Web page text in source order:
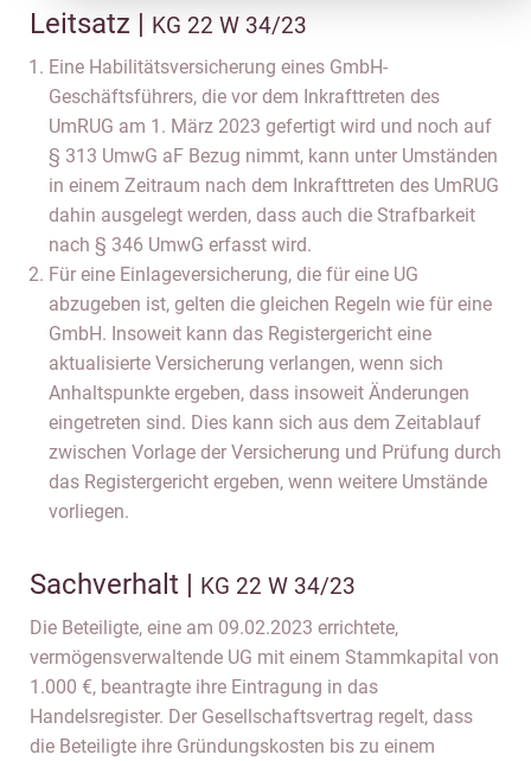
Leitsatz | KG 22 W 34/23
Eine Habilitätsversicherung eines GmbH-
Geschäftsführers, die vor dem Inkrafttreten des
UmRUG am 1. März 2023 gefertigt wird und noch auf
§ 313 UmwG aF Bezug nimmt, kann unter Umständen
in einem Zeitraum nach dem Inkrafttreten des UmRUG
dahin ausgelegt werden, dass auch die Strafbarkeit
nach § 346 UmwG erfasst wird.
Für eine Einlageversicherung, die für eine UG
abzugeben ist, gelten die gleichen Regeln wie für eine
GmbH. Insoweit kann das Registergericht eine
aktualisierte Versicherung verlangen, wenn sich
Anhaltspunkte ergeben, dass insoweit Änderungen
eingetreten sind. Dies kann sich aus dem Zeitablauf
zwischen Vorlage der Versicherung und Prüfung durch
das Registergericht ergeben, wenn weitere Umstände
vorliegen.
Sachverhalt | KG 22 W 34/23
Die Beteiligte, eine am 09.02.2023 errichtete,
vermögensverwaltende UG mit einem Stammkapital von
1.000 €, beantragte ihre Eintragung in das
Handelsregister. Der Gesellschaftsvertrag regelt, dass
die Beteiligte ihre Gründungskosten bis zu einem